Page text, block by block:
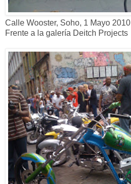
Calle Wooster, Soho, 1 Mayo 2010
Frente a la galería Deitch Projects